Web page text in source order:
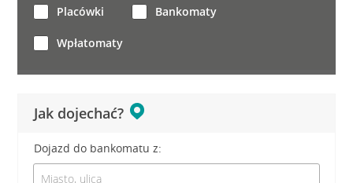
Jak dojechać?
Dojazd do bankomatu z:
Placówki Bankomaty
Wpłatomaty